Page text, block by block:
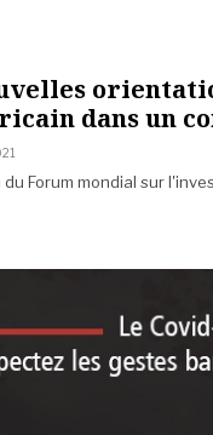
dans un
Forum mondial sur